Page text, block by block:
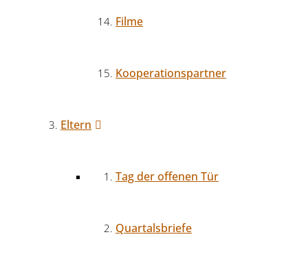
Filme
Kooperationspartner
Eltern
Tag der offenen Tür
Quartalsbriefe